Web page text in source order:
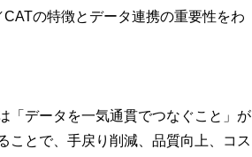
の特徴とデータ連携の重要性をわ
「データを一気通貫でつなぐこと」が
ことで、手戻り削減、品質向上、コス